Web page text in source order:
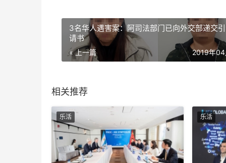
3名华人遇害案：阿司法部门已向外交部递交
请书
« 上一篇 2019年04
相关推荐
乐活 乐活